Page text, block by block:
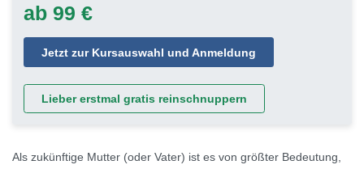
ab 99 €
Jetzt zur Kursauswahl und Anmeldung
Lieber erstmal gratis reinschnuppern
Als zukünftige Mutter (oder Vater) ist es von größter Bedeutung,